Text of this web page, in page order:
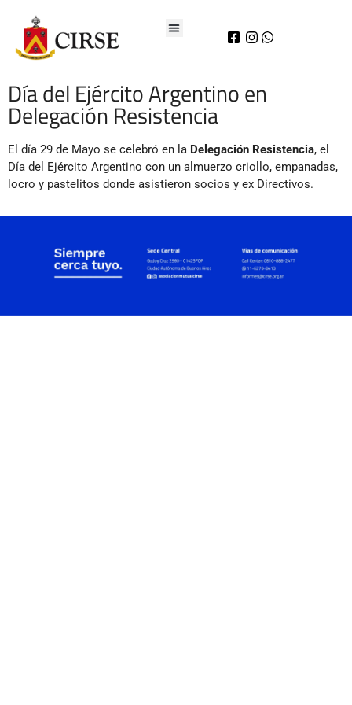
Día del Ejército Argentino en
Delegación Resistencia
El día 29 de Mayo se celebró en la Delegación Resistencia, el
Día del Ejército Argentino con un almuerzo criollo, empanadas,
locro y pastelitos donde asistieron socios y ex Directivos.